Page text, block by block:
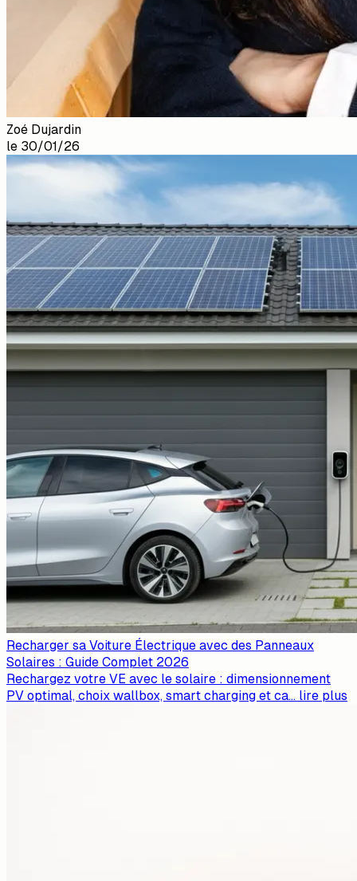
Zoé Dujardin
le 30/01/26
Recharger sa Voiture Électrique avec des Panneaux
Solaires : Guide Complet 2026
Rechargez votre VE avec le solaire : dimensionnement
PV optimal, choix wallbox, smart charging et ca... lire plus